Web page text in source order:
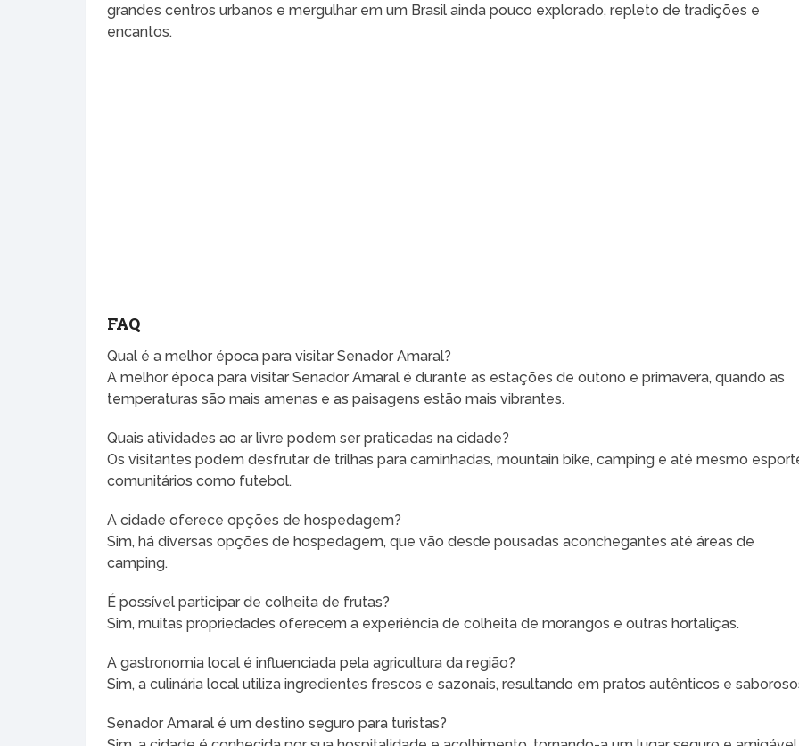
grandes centros urbanos e mergulhar em um Brasil ainda pouco explorado, repleto de tradições e
encantos.
FAQ
Qual é a melhor época para visitar Senador Amaral?
A melhor época para visitar Senador Amaral é durante as estações de outono e primavera, quando as
temperaturas são mais amenas e as paisagens estão mais vibrantes.
Quais atividades ao ar livre podem ser praticadas na cidade?
Os visitantes podem desfrutar de trilhas para caminhadas, mountain bike, camping e até mesmo
comunitários como futebol.
A cidade oferece opções de hospedagem?
Sim, há diversas opções de hospedagem, que vão desde pousadas aconchegantes até áreas de
camping.
É possível participar de colheita de frutas?
Sim, muitas propriedades oferecem a experiência de colheita de morangos e outras hortaliças.
A gastronomia local é influenciada pela agricultura da região?
Sim, a culinária local utiliza ingredientes frescos e sazonais, resultando em pratos autênticos e
Senador Amaral é um destino seguro para turistas?